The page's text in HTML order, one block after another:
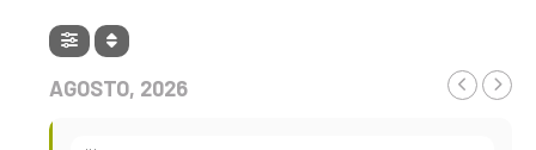
AGOSTO, 2026